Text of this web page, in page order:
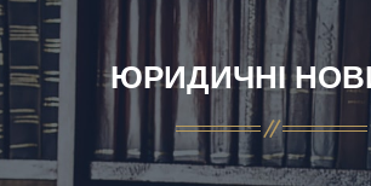
ЮРИДИЧНІ